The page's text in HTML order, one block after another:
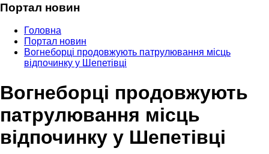
Портал новин
Головна
Портал новин
Вогнеборці продовжують патрулювання місць
відпочинку у Шепетівці
Вогнеборці продовжують
патрулювання місць
відпочинку у Шепетівці